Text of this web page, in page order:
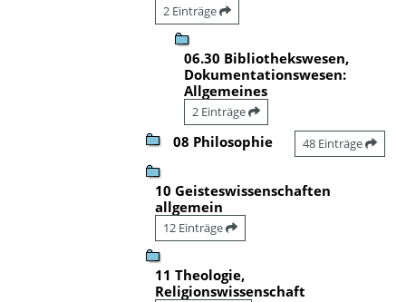
2 Einträge
06.30 Bibliothekswesen,
Dokumentationswesen:
Allgemeines
2 Einträge
08 Philosophie 48 Einträge
10 Geisteswissenschaften
allgemein
12 Einträge
11 Theologie,
Religionswissenschaft